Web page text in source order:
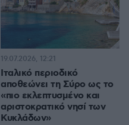
Ιταλικό περιοδικό
αποθεώνει τη Σύρο ως το
«πιο εκλεπτυσμένο και
αριστοκρατικό νησί των
Κυκλάδων»
19.07.2026, 12:21